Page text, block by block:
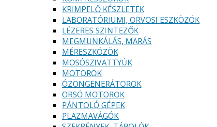
KRIMPELŐ KÉSZLETEK
LABORATÓRIUMI, ORVOSI ESZKÖZÖK
LÉZERES SZINTEZŐK
MEGMUNKÁLÁS, MARÁS
MÉRESZKÖZÖK
MOSÓSZIVATTYÚK
MOTOROK
ÓZONGENERÁTOROK
ORSÓ MOTOROK
PÁNTOLÓ GÉPEK
PLAZMAVÁGÓK